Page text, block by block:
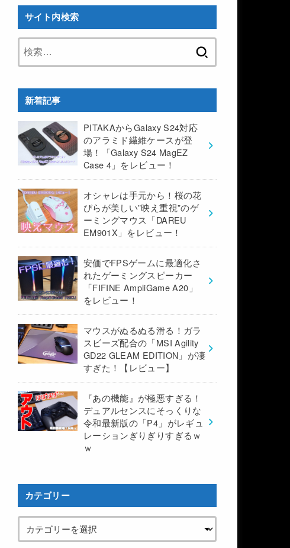
サイト内検索
新着記事
PITAKAからGalaxy S24対応
のアラミド繊維ケースが登
場！「Galaxy S24 MagEZ
Case 4」をレビュー！
オシャレは手元から！桜の花
びらが美しい”映え重視”のゲ
ーミングマウス「DAREU
EM901X」をレビュー！
安価でFPSゲームに最適化さ
れたゲーミングスピーカー
「FIFINE AmpliGame A20」
をレビュー！
マウスがぬるぬる滑る！ガラ
スビーズ配合の「MSI Agility
GD22 GLEAM EDITION」が凄
すぎた！【レビュー】
『あの機能』が極悪すぎる！
デュアルセンスにそっくりな
令和最新版の「P4」がレギュ
レーションぎりぎりすぎるｗ
ｗ
カテゴリー